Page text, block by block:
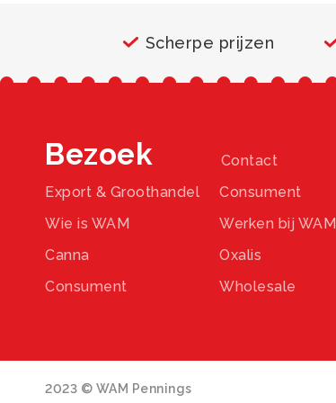
Scherpe prijzen
Bezoek
Contact
Export & Groothandel
Consument
Wie is WAM
Werken bij WAM
Canna
Oxalis
Consument
Wholesale
2023 © WAM Pennings